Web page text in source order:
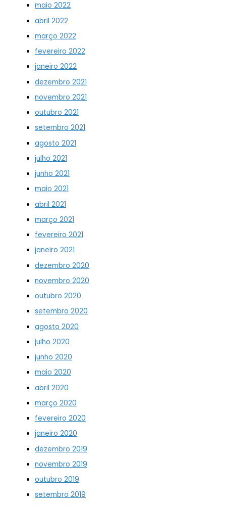
maio 2022
abril 2022
março 2022
fevereiro 2022
janeiro 2022
dezembro 2021
novembro 2021
outubro 2021
setembro 2021
agosto 2021
julho 2021
junho 2021
maio 2021
abril 2021
março 2021
fevereiro 2021
janeiro 2021
dezembro 2020
novembro 2020
outubro 2020
setembro 2020
agosto 2020
julho 2020
junho 2020
maio 2020
abril 2020
março 2020
fevereiro 2020
janeiro 2020
dezembro 2019
novembro 2019
outubro 2019
setembro 2019